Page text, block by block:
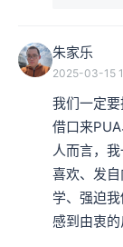
朱家乐
2025-03-15
我们一定
借口来
人而言，
喜欢、发
学、强迫
感到由衷的